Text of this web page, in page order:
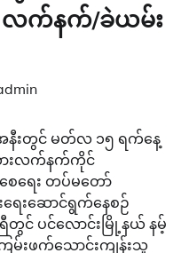
လက်နက်/ခဲယမ်း
အနီးတွင် မတ်လ ၁၅ ရက်နေ့
းလက်နက်ကိုင်
စေရေး တပ်မတော်
ရေးဆောင်ရွက်နေစဉ်
တွင် ပင်လောင်းမြို့နယ် နမ့်
ြမ်းဖက်သောင်းကျန်းသူ